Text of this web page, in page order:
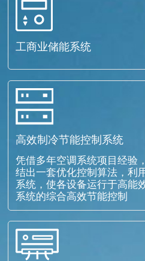
工商业储能系统
高效制冷节能控制系统
凭借多年空调系统项目经验
结出一套优化控制算法，利
系统，使各设备运行于高能
系统的综合高效节能控制